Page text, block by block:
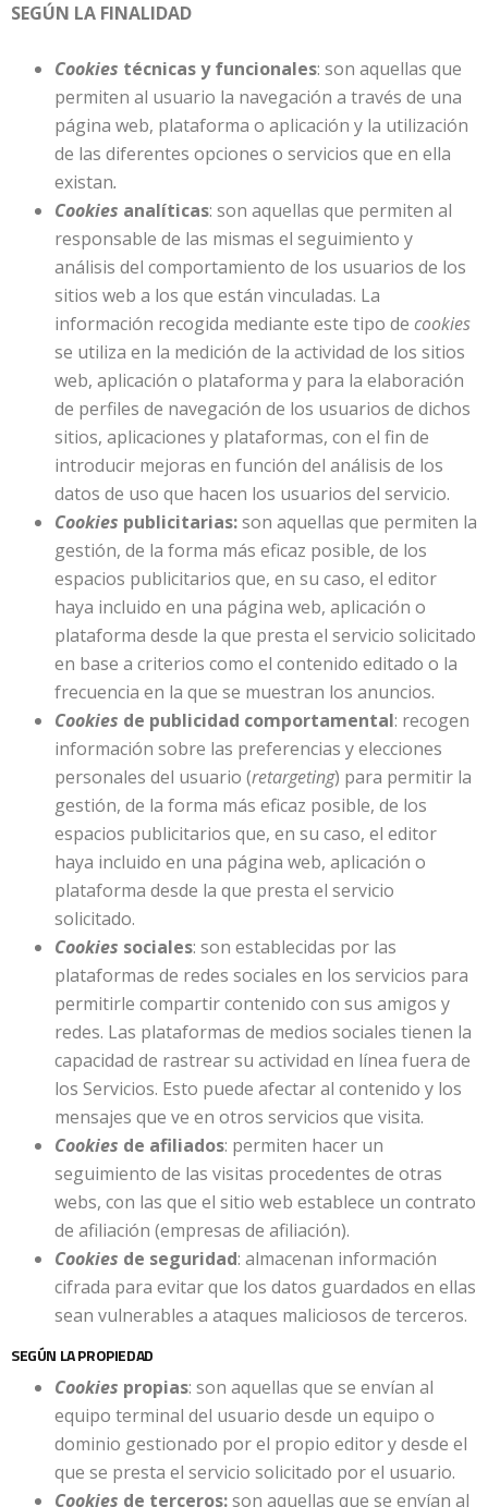
SEGÚN LA FINALIDAD
Cookies técnicas y funcionales: son aquellas que
permiten al usuario la navegación a través de una
página web, plataforma o aplicación y la utilización
de las diferentes opciones o servicios que en ella
existan.
Cookies analíticas: son aquellas que permiten al
responsable de las mismas el seguimiento y
análisis del comportamiento de los usuarios de los
sitios web a los que están vinculadas. La
información recogida mediante este tipo de cookies
se utiliza en la medición de la actividad de los sitios
web, aplicación o plataforma y para la elaboración
de perfiles de navegación de los usuarios de dichos
sitios, aplicaciones y plataformas, con el fin de
introducir mejoras en función del análisis de los
datos de uso que hacen los usuarios del servicio.
Cookies publicitarias:son aquellas que permiten la
gestión, de la forma más eficaz posible, de los
espacios publicitarios que, en su caso, el editor
haya incluido en una página web, aplicación o
plataforma desde la que presta el servicio solicitado
en base a criterios como el contenido editado o la
frecuencia en la que se muestran los anuncios.
Cookies de publicidad comportamental: recogen
información sobre las preferencias y elecciones
personales del usuario (retargeting) para permitir la
gestión, de la forma más eficaz posible, de los
espacios publicitarios que, en su caso, el editor
haya incluido en una página web, aplicación o
plataforma desde la que presta el servicio
solicitado.
Cookies sociales: son establecidas por las
plataformas de redes sociales en los servicios para
permitirle compartir contenido con sus amigos y
redes. Las plataformas de medios sociales tienen la
capacidad de rastrear su actividad en línea fuera de
los Servicios. Esto puede afectar al contenido y los
mensajes que ve en otros servicios que visita.
Cookies de afiliados: permiten hacer un
seguimiento de las visitas procedentes de otras
webs, con las que el sitio web establece un contrato
de afiliación (empresas de afiliación).
Cookies de seguridad: almacenan información
cifrada para evitar que los datos guardados en ellas
sean vulnerables a ataques maliciosos de terceros.
SEGÚN LA PROPIEDAD
Cookies propias: son aquellas que se envían al
equipo terminal del usuario desde un equipo o
dominio gestionado por el propio editor y desde el
que se presta el servicio solicitado por el usuario.
Cookies de terceros:son aquellas que se envían al